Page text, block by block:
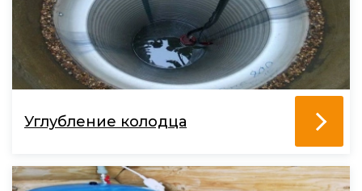
Углубление колодца